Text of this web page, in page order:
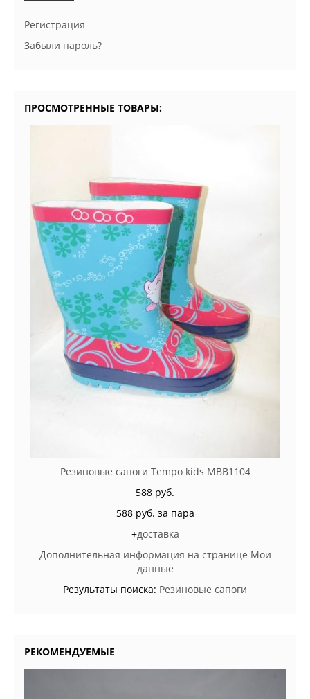
Регистрация
Забыли пароль?
ПРОСМОТРЕННЫЕ ТОВАРЫ:
Резиновые сапоги Tempo kids MBB1104
588 руб.
588 руб. за пара
+доставка
Дополнительная информация на странице Мои
данные
Результаты поиска: Резиновые сапоги
РЕКОМЕНДУЕМЫЕ